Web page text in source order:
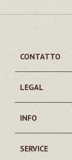
CONTATTO
LEGAL
INFO
SERVICE